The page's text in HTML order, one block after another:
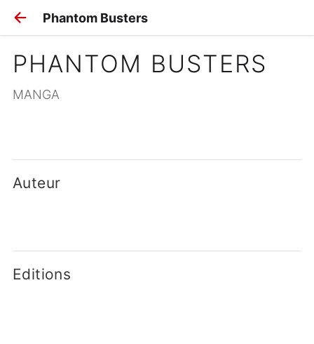
Phantom Busters
PHANTOM BUSTERS
MANGA
Auteur
Editions